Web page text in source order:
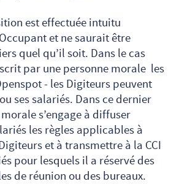
est effectuée intuitu
et ne saurait être
quel qu’il soit. Dans le cas
par une personne morale les
- les Digiteurs peuvent
ses salariés. Dans ce dernier
s’engage à diffuser
les règles applicables à
et à transmettre à la CCI
pour lesquels il a réservé des
de réunion ou des bureaux.